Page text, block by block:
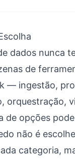
dados nunca
de
— ingestão,
orquestração,
de opções
não é
categoria,